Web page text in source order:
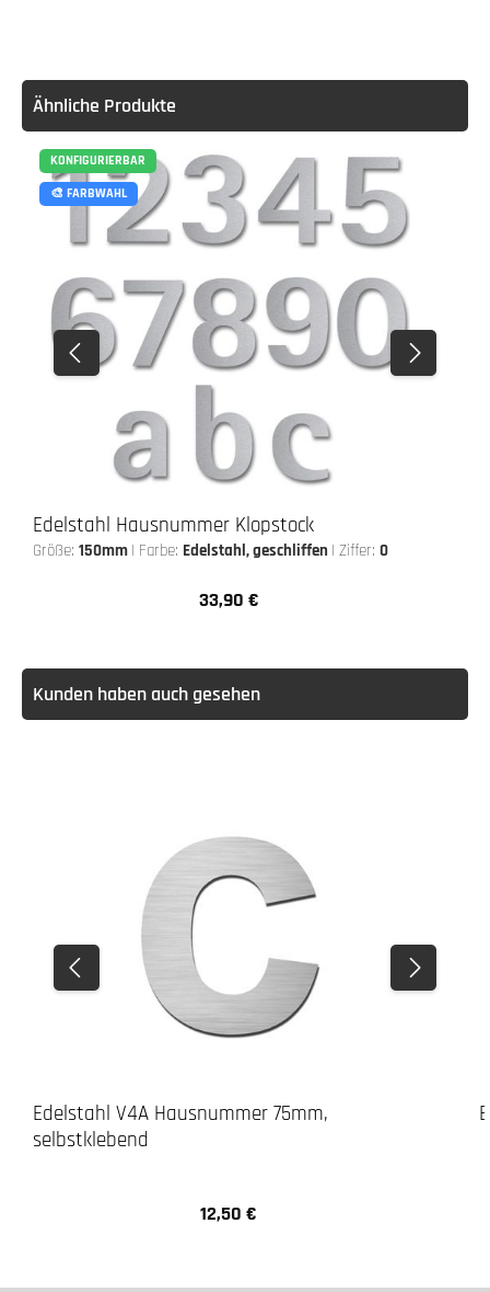
Ähnliche Produkte
KONFIGURIERBAR
🎨 FARBWAHL
Edelstahl Hausnummer Klopstock
Größe:150mm | Farbe: Edelstahl, geschliffen | Ziffer:0
Regulärer Preis:
33,90 €
Kunden haben auch gesehen
Edelstahl V4A Hausnummer 75mm,
selbstklebend
Regulärer Preis:
12,50 €